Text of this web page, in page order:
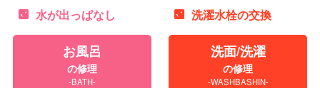
水が出っぱなし
お風呂
の修理
-BATH-
洗濯水栓の交換
洗面/洗濯
の修理
-WASHBASHIN-